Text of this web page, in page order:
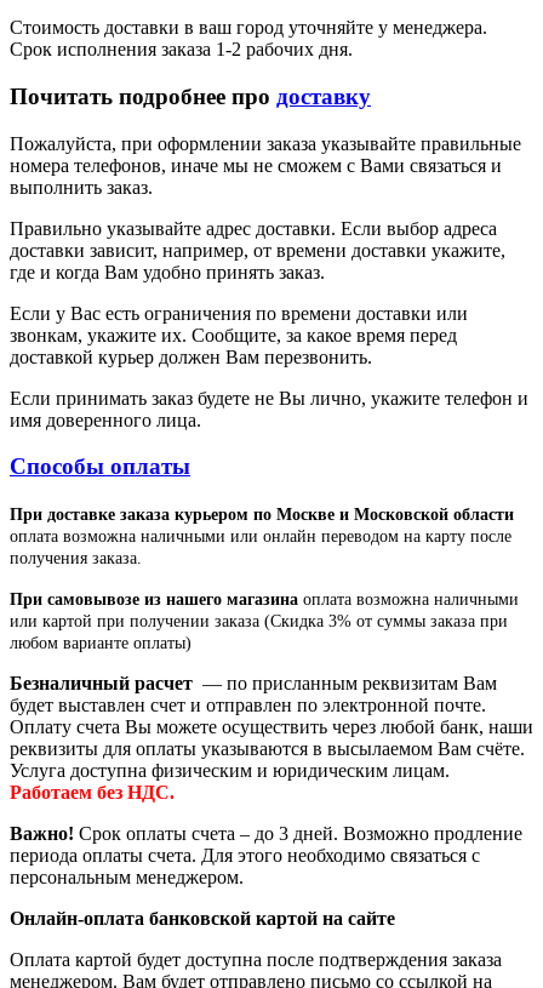
Стоимость доставки в ваш город уточняйте у менеджера.
Срок исполнения заказа 1-2 рабочих дня.
Почитать подробнее про доставку
Пожалуйста, при оформлении заказа указывайте правильные
номера телефонов, иначе мы не сможем с Вами связаться и
выполнить заказ.
Правильно указывайте адрес доставки. Если выбор адреса
доставки зависит, например, от времени доставки укажите,
где и когда Вам удобно принять заказ.
Если у Вас есть ограничения по времени доставки или
звонкам, укажите их. Сообщите, за какое время перед
доставкой курьер должен Вам перезвонить.
Если принимать заказ будете не Вы лично, укажите телефон и
имя доверенного лица.
Способы оплаты
При доставке заказа курьером по Москве и Московской области
оплата возможна наличными или онлайн переводом на карту после
получения заказа.
При самовывозе из нашего магазина оплата возможна наличными
или картой при получении заказа (Скидка 3% от суммы заказа при
любом варианте оплаты)
Безналичный расчет — по присланным реквизитам Вам
будет выставлен счет и отправлен по электронной почте.
Оплату счета Вы можете осуществить через любой банк, наши
реквизиты для оплаты указываются в высылаемом Вам счёте.
Услуга доступна физическим и юридическим лицам.
Работаем без НДС.
Важно! Срок оплаты счета – до 3 дней. Возможно продление
периода оплаты счета. Для этого необходимо связаться с
персональным менеджером.
Онлайн-оплата банковской картой на сайте
Оплата картой будет доступна после подтверждения заказа
менеджером. Вам будет отправлено письмо со ссылкой на